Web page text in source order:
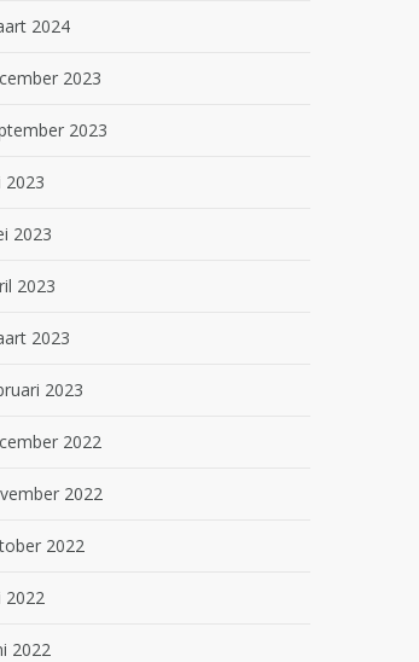
2024
2023
2023
2023
2023
2023
2023
2023
2022
2022
2022
2022
2022